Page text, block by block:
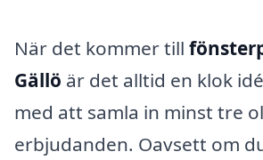
När det kommer till
Gällö är det alltid en klok
med att samla in minst tre
erbjudanden. Oavsett om